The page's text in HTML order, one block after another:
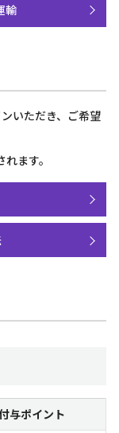
輸
いただき、ご希望
ます。
与ポイント